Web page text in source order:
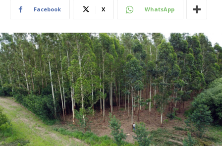
Facebook X WhatsApp